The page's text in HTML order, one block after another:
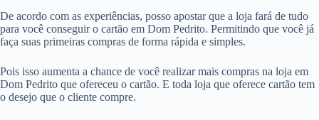
De acordo com as experiências, posso apostar que a loja fará de tudo
para você conseguir o cartão em Dom Pedrito. Permitindo que você já
faça suas primeiras compras de forma rápida e simples.
Pois isso aumenta a chance de você realizar mais compras na loja em
Dom Pedrito que ofereceu o cartão. E toda loja que oferece cartão tem
o desejo que o cliente compre.